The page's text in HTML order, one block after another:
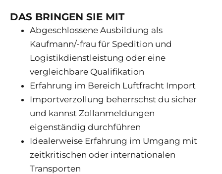
DAS BRINGEN SIE MIT
Abgeschlossene Ausbildung als
Kaufmann/-frau für Spedition und
Logistikdienstleistung oder eine
vergleichbare Qualifikation
Erfahrung im Bereich Luftfracht Import
Importverzollung beherrschst du sicher
und kannst Zollanmeldungen
eigenständig durchführen
Idealerweise Erfahrung im Umgang mit
zeitkritischen oder internationalen
Transporten